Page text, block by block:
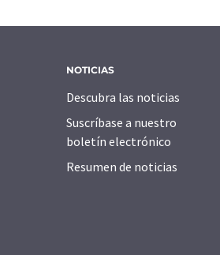
NOTICIAS
Descubra las noticias
Suscríbase a nuestro
boletín electrónico
Resumen de noticias